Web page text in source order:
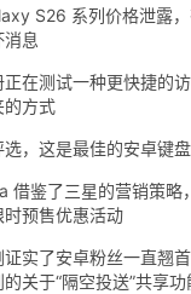
S26 系列价格泄露
消息
正在测试一种更快捷的
的方式
，这是最佳的安卓键
借鉴了三星的营销策略
时预售优惠活动
实了安卓粉丝一直翘首
关于“隔空投送”共享功